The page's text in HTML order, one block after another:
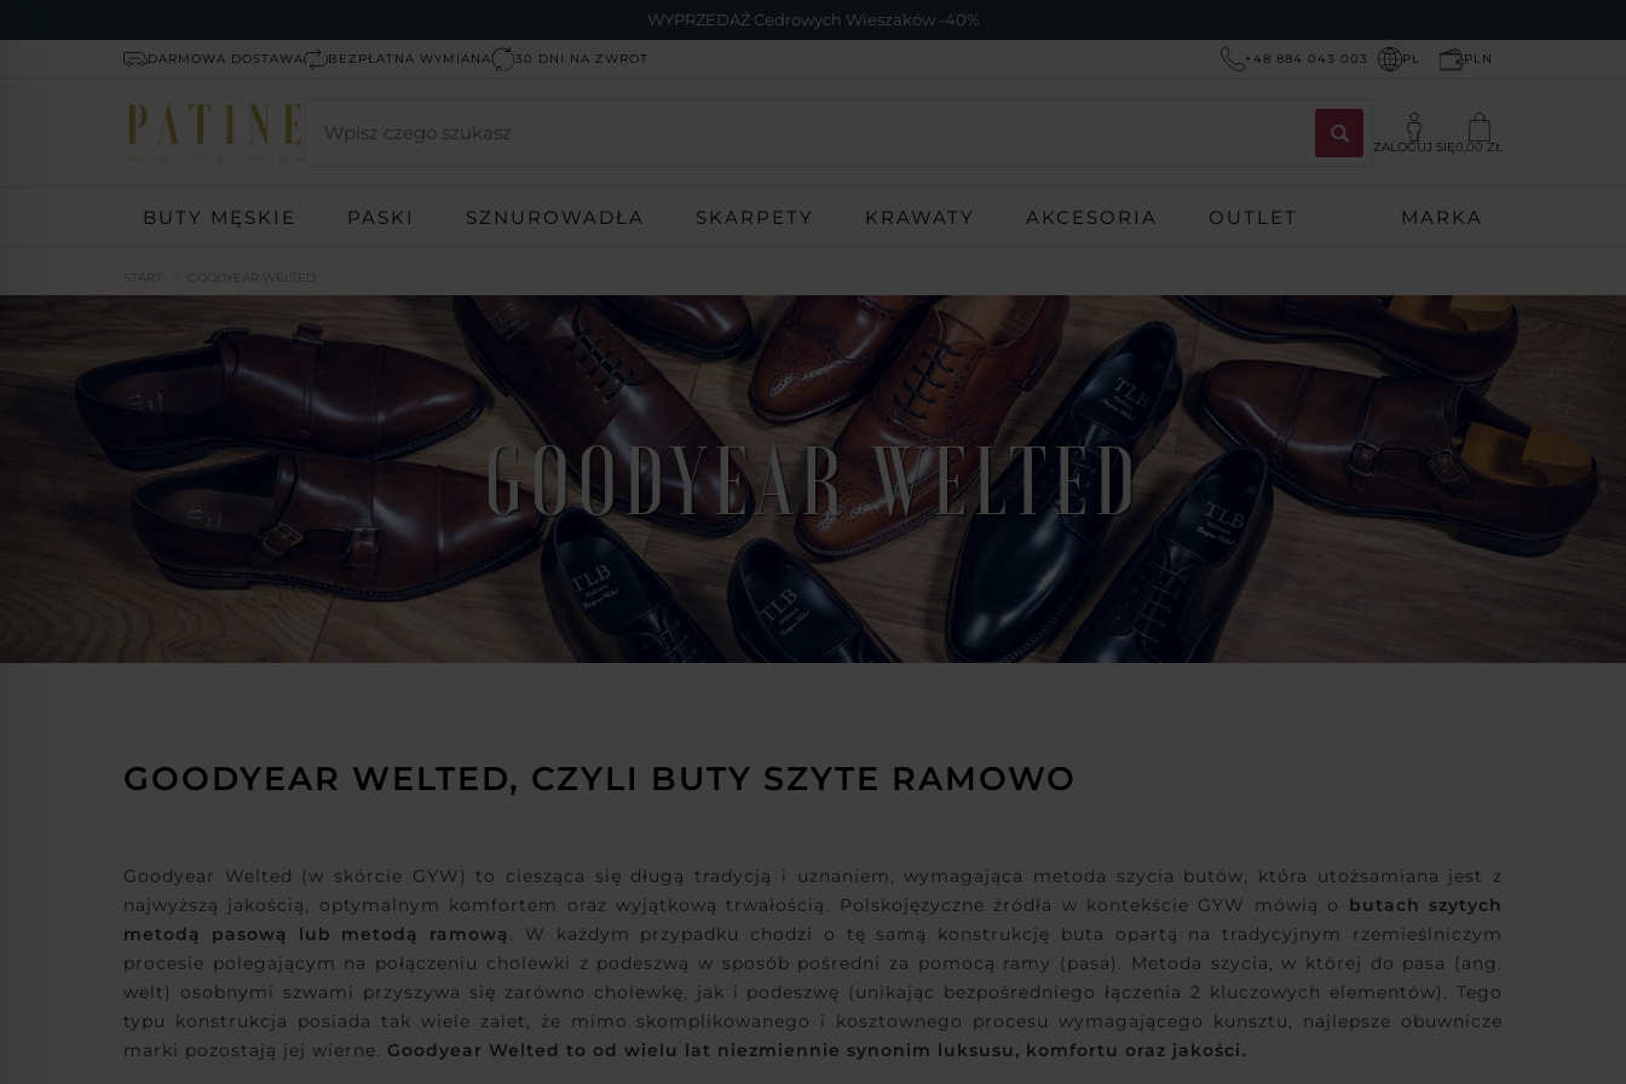
WYPRZEDAŹ Cedrowych Wieszaków -40%
DARMOWA DOSTAWA BEZPŁATNA WYMIANA 30 DNI NA ZWROT +48 884 043 003 PL PLN
ZALOGUJ SIĘ0,00 ZŁ
BUTY MĘSKIE PASKI SZNUROWADŁA SKARPETY KRAWATY AKCESORIA OUTLET MARKA
START GOODYEAR WELTED
GOODYEAR WELTED
GOODYEAR WELTED, CZYLI BUTY SZYTE RAMOWO
Goodyear Welted (w skórcie GYW) to ciesząca się długą tradycją i uznaniem, wymagająca metoda szycia butów, która utożsamiana jest z
najwyższą jakością, optymalnym komfortem oraz wyjątkową trwałością. Polskojęzyczne źródła w kontekście GYW mówią o butach szytych
metodą pasową lub metodą ramową. W każdym przypadku chodzi o tę samą konstrukcję buta opartą na tradycyjnym rzemieślniczym
procesie polegającym na połączeniu cholewki z podeszwą w sposób pośredni za pomocą ramy (pasa). Metoda szycia, w której do pasa (ang.
welt) osobnymi szwami przyszywa się zarówno cholewkę, jak i podeszwę (unikając bezpośredniego łączenia 2 kluczowych elementów). Tego
typu konstrukcja posiada tak wiele zalet, że mimo skomplikowanego i kosztownego procesu wymagającego kunsztu, najlepsze obuwnicze
marki pozostają jej wierne. Goodyear Welted to od wielu lat niezmiennie synonim luksusu, komfortu oraz jakości.